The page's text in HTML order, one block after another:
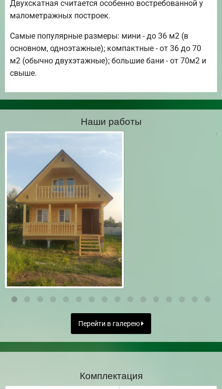
Двухскатная считается особенно востребованной у
малометражных построек.
Самые популярные размеры: мини - до 36 м2 (в
основном, одноэтажные); компактные - от 36 до 70
м2 (обычно двухэтажные); большие бани - от 70м2 и
свыше.
Наши работы
Перейти в галерею
Комплектация